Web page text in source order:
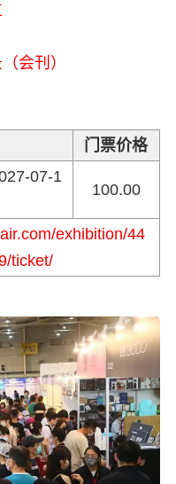
会刊）
门票价格
07-1
100.00
exhibition/44
ticket/